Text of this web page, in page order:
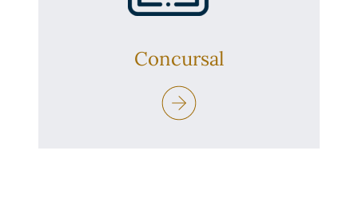
Concursal